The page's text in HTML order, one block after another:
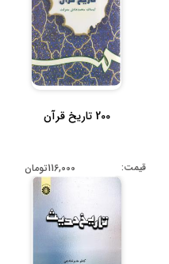
200 تاریخ قرآن
قیمت: 116,000تومان